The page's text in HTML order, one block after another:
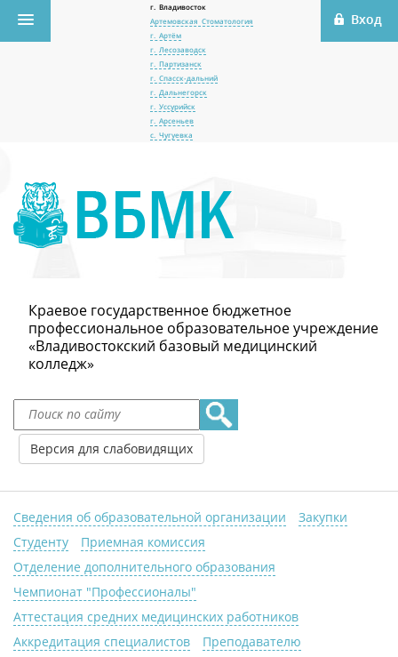
г. Владивосток
Артемовская Стоматология
г. Артём
г. Лесозаводск
г. Партизанск
г. Спасск-дальний
г. Дальнегорск
г. Уссурийск
г. Арсеньев
с. Чугуевка
Краевое государственное бюджетное
профессиональное образовательное учреждение
«Владивостокский базовый медицинский
колледж»
Версия для слабовидящих
Сведения об образовательной организации
Закупки
Студенту
Приемная комиссия
Отделение дополнительного образования
Чемпионат "Профессионалы"
Аттестация средних медицинских работников
Аккредитация специалистов
Преподавателю